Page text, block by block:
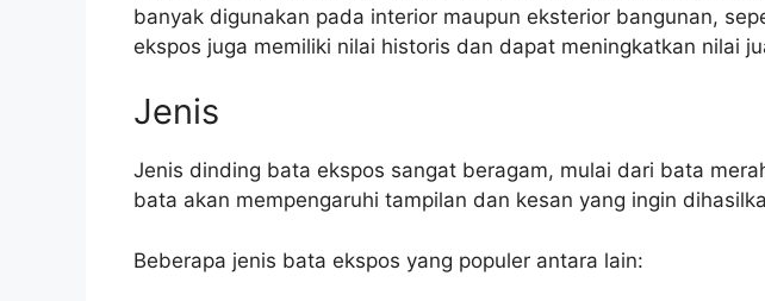
banyak digunakan pada interior maupun eksterior bangunan,
ekspos juga memiliki nilai historis dan dapat meningkatkan nilai
Jenis
Jenis dinding bata ekspos sangat beragam, mulai dari bata
bata akan mempengaruhi tampilan dan kesan yang ingin
Beberapa jenis bata ekspos yang populer antara lain: